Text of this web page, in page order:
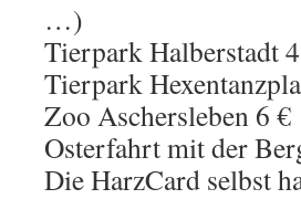
…)
Tierpark Halberstadt
Tierpark
Zoo Aschersleben 6 €
Osterfahrt mit der
Die HarzCard selbst